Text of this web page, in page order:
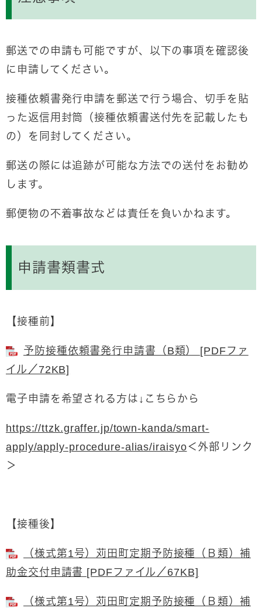
郵送での申請も可能ですが、以下の事項を確認後
に申請してください。
接種依頼書発行申請を郵送で行う場合、切手を貼
った返信用封筒（接種依頼書送付先を記載したも
の）を同封してください。
郵送の際には追跡が可能な方法での送付をお勧め
します。
郵便物の不着事故などは責任を負いかねます。
申請書類書式
【接種前】
予防接種依頼書発行申請書（B類） [PDFファ
イル／72KB]
電子申請を希望される方は↓こちらから
https://ttzk.graffer.jp/town-kanda/smart-
apply/apply-procedure-alias/iraisyo＜外部リンク
＞
【接種後】
（様式第1号）苅田町定期予防接種（Ｂ類）補
助金交付申請書 [PDFファイル／67KB]
（様式第1号）苅田町定期予防接種（Ｂ類）補